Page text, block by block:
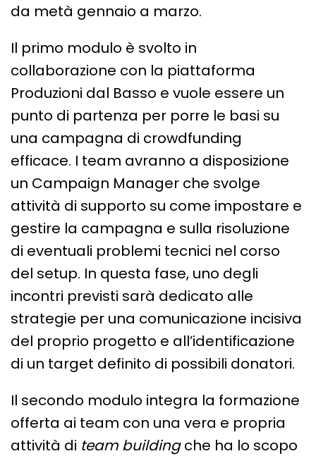
da metà gennaio a marzo.
Il primo modulo è svolto in
collaborazione con la piattaforma
Produzioni dal Basso e vuole essere un
punto di partenza per porre le basi su
una campagna di crowdfunding
efficace. I team avranno a disposizione
un Campaign Manager che svolge
attività di supporto su come impostare e
gestire la campagna e sulla risoluzione
di eventuali problemi tecnici nel corso
del setup. In questa fase, uno degli
incontri previsti sarà dedicato alle
strategie per una comunicazione incisiva
del proprio progetto e all’identificazione
di un target definito di possibili donatori.
Il secondo modulo integra la formazione
offerta ai team con una vera e propria
attività di team buildingche ha lo scopo